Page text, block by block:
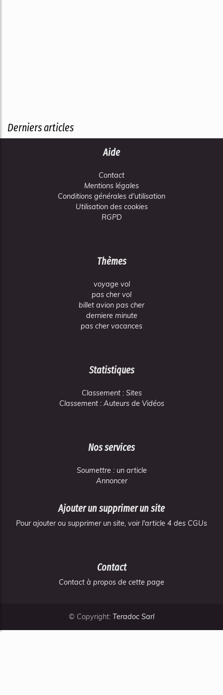
Derniers articles
Aide
Contact
Mentions légales
Conditions générales d'utilisation
Utilisation des cookies
RGPD
Thèmes
voyage vol
pas cher vol
billet avion pas cher
derniere minute
pas cher vacances
Statistiques
Classement : Sites
Classement : Auteurs de Vidéos
Nos services
Soumettre : un article
Annoncer
Ajouter un supprimer un site
Pour ajouter ou supprimer un site, voir l'article 4 des CGUs
Contact
Contact à propos de cette page
© Copyright: Teradoc Sarl